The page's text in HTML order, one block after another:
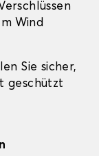
Wind
Sie sicher,
geschützt